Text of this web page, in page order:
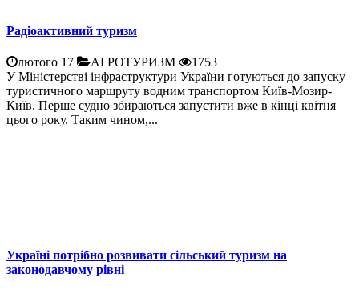
Радіоактивний туризм
лютого 17 АГРОТУРИЗМ
1753
У Міністерстві інфраструктури України готуються до запуску
туристичного маршруту водним транспортом Київ-Мозир-
Київ. Перше судно збираються запустити вже в кінці квітня
цього року. Таким чином,...
Україні потрібно розвивати сільський туризм на
законодавчому рівні